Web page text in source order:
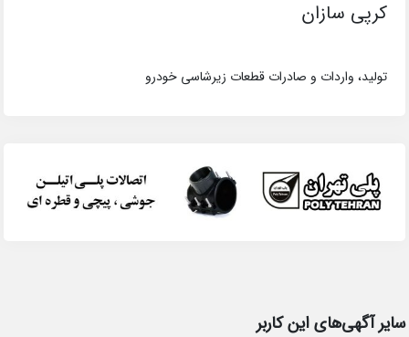
کرپی سازان
تولید، واردات و صادرات قطعات زیرشاسی خودرو
سایر آگهی‌های این کاربر